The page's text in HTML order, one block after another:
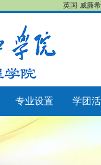
英国·威廉
专业设置 学团